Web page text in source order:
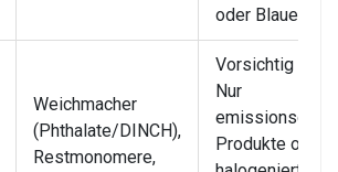
oder Blauen
Weichmacher
(Phthalate/DINCH),
Restmonomere,
Vorsichtig
Nur
Produkte ohne